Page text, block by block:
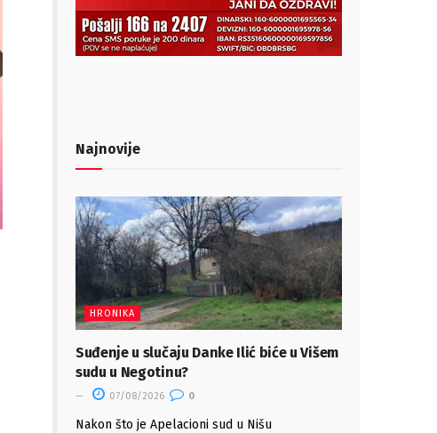
Najnovije
HRONIKA
Suđenje u slučaju Danke Ilić biće u Višem
sudu u Negotinu?
07/08/2026 0
Nakon što je Apelacioni sud u Nišu